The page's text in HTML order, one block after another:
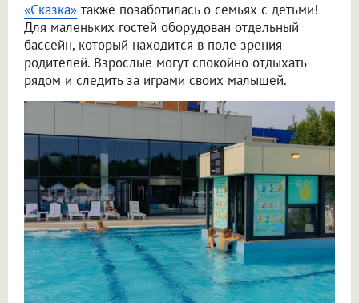
«Сказка» также позаботилась о семьях с детьми!
Для маленьких гостей оборудован отдельный
бассейн, который находится в поле зрения
родителей. Взрослые могут спокойно отдыхать
рядом и следить за играми своих малышей.